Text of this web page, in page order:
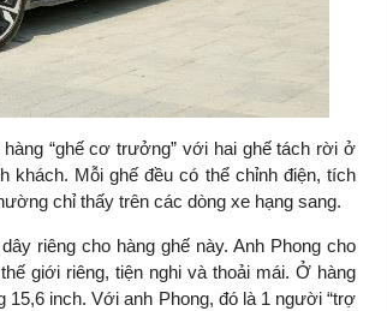
“ghế cơ trưởng” với hai ghế tách rời ở
khách. Mỗi ghế đều có thể chỉnh điện, tích
chỉ thấy trên các dòng xe hạng sang.
riêng cho hàng ghế này. Anh Phong cho
giới riêng, tiện nghi và thoải mái. Ở hàng
inch. Với anh Phong, đó là 1 người “trợ